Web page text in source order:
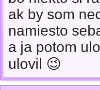
ak by som
namiesto
a ja potom
ulovil 😉